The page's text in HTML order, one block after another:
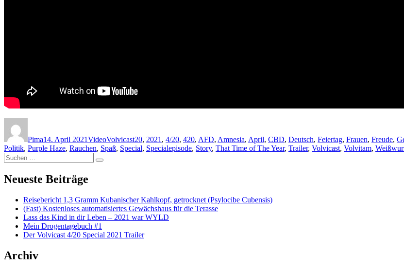
Pima14. April 2021VideoVolvicast20, 2021 , 4/20, 420, AFD, Amnesia, April, CBD, Deutsch, Feiertag, Frauen, Freude,
Politik, Purple Haze, Rauchen, Spaß, Special, Specialepisode, Story, That Time of The Year, Trailer, Volvicast, Volvitam,
Suchen nach:
Suchen
Neueste Beiträge
Reisebericht 1,3 Gramm Kubanischer Kahlkopf, getrocknet (Psylocibe Cubensis)
(Fast) Kostenloses automatisiertes Gewächshaus für die Terasse
Lass das Kind in dir Leben – 2021 war WYLD
Mein Drogentagebuch #1
Der Volvicast 4/20 Special 2021 Trailer
Archiv